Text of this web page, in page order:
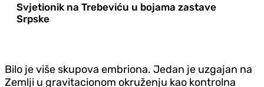
Svjetionik na Trebeviću u bojama zastave
Srpske
Bilo je više skupova embriona. Jedan je uzgajan na
Zemlji u gravitacionom okruženju kao kontrolna